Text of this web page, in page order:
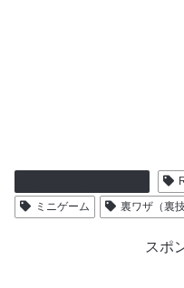
ミニゲーム
裏ワザ（裏技
スポ